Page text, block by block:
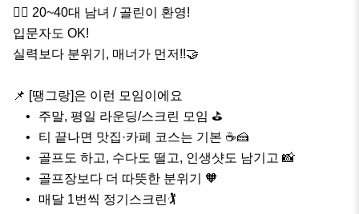
🏌️‍♂️ 20~40대 남녀 / 골린이 환영!
입문자도 OK!
실력보다 분위기, 매너가 먼저!!🤝
📌 [땡그랑]은 이런 모임이에요